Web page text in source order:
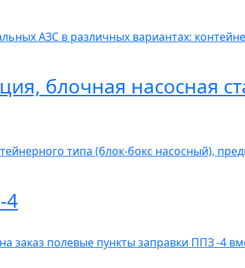
АЗС в различных вариантах:
блочная насосная
типа (блок-бокс насосный),
4
заказ полевые пункты заправки ППЗ -4